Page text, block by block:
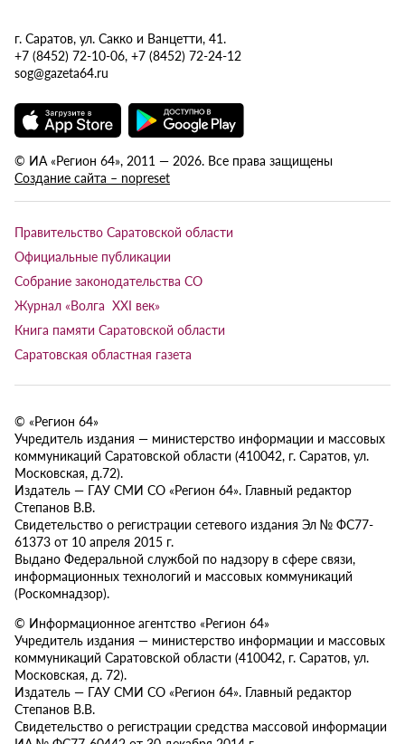
г. Саратов, ул. Сакко и Ванцетти, 41.
+7 (8452) 72-10-06, +7 (8452) 72-24-12
sog@gazeta64.ru
© ИА «Регион 64», 2011 — 2026. Все права защищены
Создание сайта – nopreset
Правительство Саратовской области
Официальные публикации
Собрание законодательства СО
Журнал «Волга XXI век»
Книга памяти Саратовской области
Саратовская областная газета
© «Регион 64»
Учредитель издания — министерство информации и массовых
коммуникаций Саратовской области (410042, г. Саратов, ул.
Московская, д.72).
Издатель — ГАУ СМИ СО «Регион 64». Главный редактор
Степанов В.В.
Свидетельство о регистрации сетевого издания Эл № ФС77-
61373 от 10 апреля 2015 г.
Выдано Федеральной службой по надзору в сфере связи,
информационных технологий и массовых коммуникаций
(Роскомнадзор).
© Информационное агентство «Регион 64»
Учредитель издания — министерство информации и массовых
коммуникаций Саратовской области (410042, г. Саратов, ул.
Московская, д. 72).
Издатель — ГАУ СМИ СО «Регион 64». Главный редактор
Степанов В.В.
Свидетельство о регистрации средства массовой информации